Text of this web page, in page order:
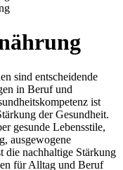
sind entscheidende
in Beruf und
ist
der Gesundheit.
gesunde Lebensstile,
ausgewogene
nachhaltige Stärkung
für Alltag und Beruf